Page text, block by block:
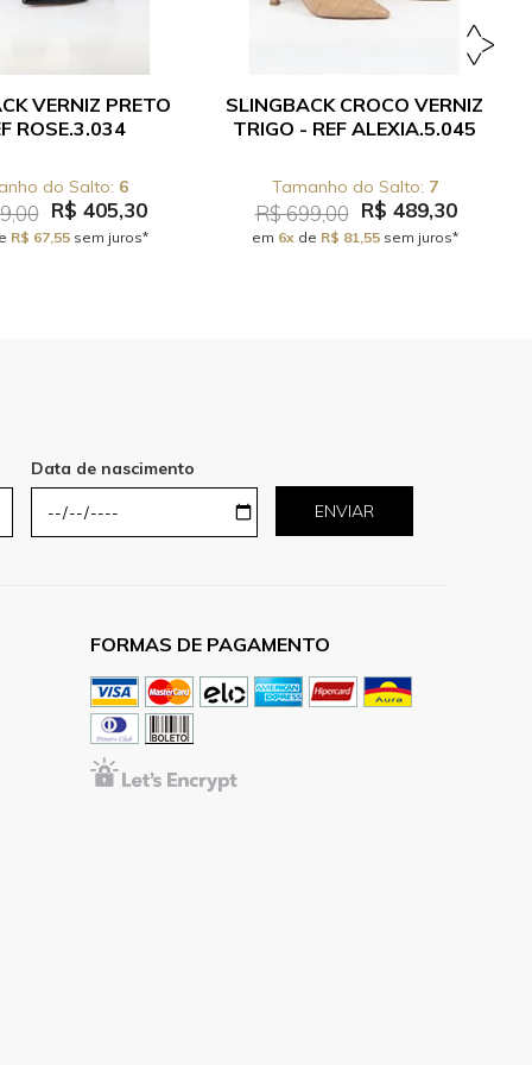
VERNIZ PRETO
ROSE.3.034
6
R$ 405,30
R$ 67,55sem juros*
SLINGBACK CROCO VERNIZ
TRIGO - REF ALEXIA.5.045
7
R$ 699,00 R$ 489,30
em 6xde R$ 81,55sem juros*
Data de nascimento
ENVIAR
FORMAS DE PAGAMENTO